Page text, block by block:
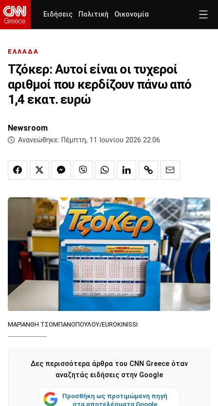
Ειδήσεις Πολιτική Οικονομία
ΕΛΛΑΔΑ
Τζόκερ: Αυτοί είναι οι τυχεροί
αριθμοί που κερδίζουν πάνω από
1,4 εκατ. ευρώ
Newsroom
Ανανεώθηκε: Πέμπτη, 11 Ιουνίου 2026 22:06
ΜΑΡΙΑΝΘΗ ΤΣΟΜΠΑΝΟΠΟΥΛΟΥ/EUROKINISSI
Δες περισσότερα άρθρα του CNN Greece όταν
αναζητάς ειδήσεις στην Google
Προσθήκη ως προτιμώμενη πηγή
στα αποτελέσματα Google